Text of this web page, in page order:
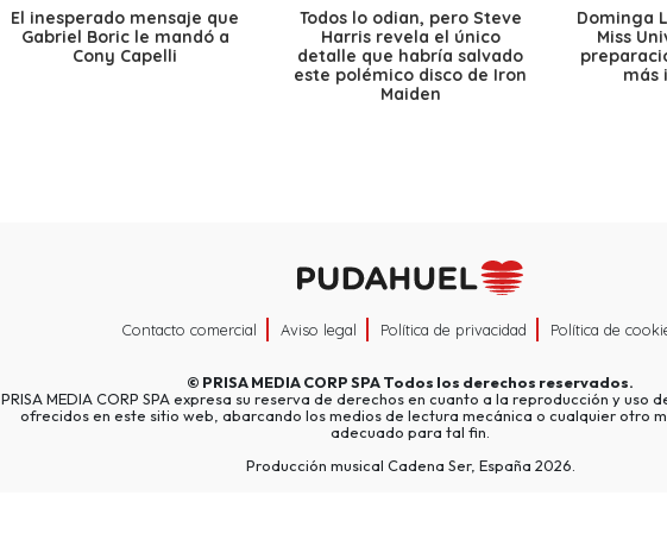
El inesperado mensaje que
Gabriel Boric le mandó a
Cony Capelli
Todos lo odian, pero Steve
Harris revela el único
detalle que habría salvado
este polémico disco de Iron
Maiden
Dominga
Miss
más
Contacto comercial Aviso legal Política de privacidad Política de
© PRISA MEDIA CORP SPATodos los derechos reservados.
PRISA MEDIA CORP SPA expresa su reserva de derechos en cuanto a la reproducción y uso
ofrecidos en este sitio web, abarcando los medios de lectura mecánica o cualquier otro
adecuado para tal fin.
Producción musical Cadena Ser, España 2026.